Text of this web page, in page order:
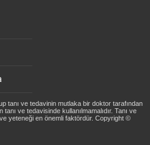
tanı ve tedavinin mutlaka bir doktor tarafından
tanı ve tedavisinde kullanılmamalıdır. Tanı ve
yeteneği en önemli faktördür. Copyright ©